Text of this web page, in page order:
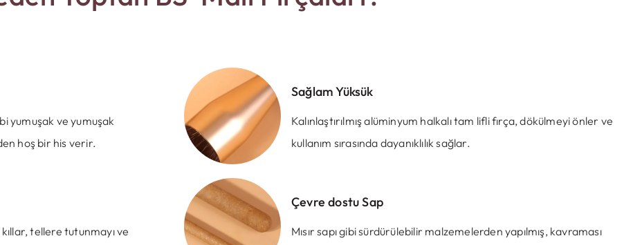
yumuşak ve yumuşak
hoş bir his verir.
kıllar, tellere tutunmayı ve
Sağlam Yüksük
Kalınlaştırılmış alüminyum halkalı tam lifli fırça, dökülmeyi önler ve
kullanım sırasında dayanıklılık sağlar.
Çevre dostu Sap
Mısır sapı gibi sürdürülebilir malzemelerden yapılmış, kavraması